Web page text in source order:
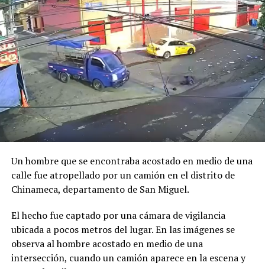
Previo al acto protocolario, el Vicemandatario
salvadoreño, dialogó con el Presidente Abelardo de la
Espriella, a quien envió un afectuoso saludo de parte del
Presidente Bukele y expresó sus mejores deseos al
asumir esta nueva responsabilidad al frente de la nación
colombiana.
Un hombre que se encontraba acostado en medio de una
calle fue atropellado por un camión en el distrito de
Chinameca, departamento de San Miguel.
El hecho fue captado por una cámara de vigilancia
ubicada a pocos metros del lugar. En las imágenes se
observa al hombre acostado en medio de una
intersección, cuando un camión aparece en la escena y